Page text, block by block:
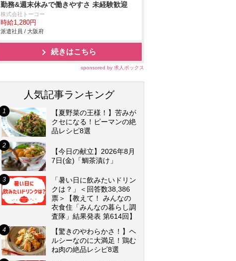
勤務&週末休みで働きやすさ 未経験歓迎
株式会社トーコー
時給1,280円
派遣社員 / 大阪府
続きはこちら
sponsored by 求人ボックス
人気記事ランキング
【夏野菜の王様！】苦みが
クセになる！ピーマンの絶
品レシピ8選
【今日の献立】2026年8月
7日(金)「鯛茶漬け」
「暑い日に飲みたいドリン
クは？」＜回答数38,386
票＞【教えて！ みんなの
衣食住「みんなの暮らし調
査隊」結果発表 第614回】
【驚きのやわらかさ！】ヘ
ルシーなのに大満足！鶏む
ね肉の絶品レシピ8選